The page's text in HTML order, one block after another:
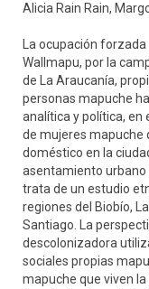
Alicia Rain Rain,
La ocupación
Wallmapu, por la
de La Araucanía,
personas mapuche
analítica y política, en
de mujeres mapuche
doméstico en la
asentamiento urbano
trata de un estudio
regiones del Biobío,
Santiago. La
descolonizadora
sociales propias
mapuche que viven